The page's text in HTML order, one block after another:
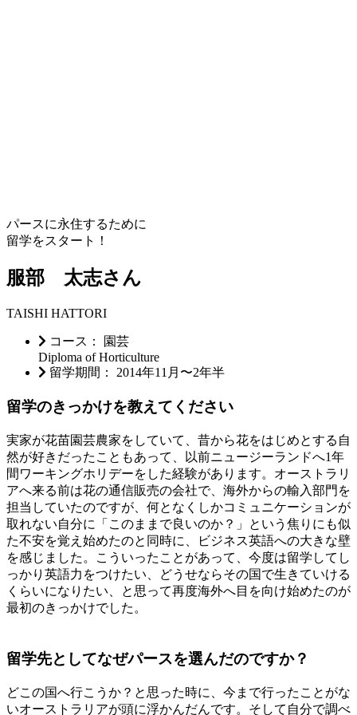
パースに永住するために
留学をスタート！
服部 太志さん
TAISHI HATTORI
コース： 園芸
Diploma of Horticulture
留学期間： 2014年11月〜2年半
留学のきっかけを教えてください
実家が花苗園芸農家をしていて、昔から花をはじめとする自
然が好きだったこともあって、以前ニュージーランドへ1年
間ワーキングホリデーをした経験があります。オーストラリ
アへ来る前は花の通信販売の会社で、海外からの輸入部門を
担当していたのですが、何となくしかコミュニケーションが
取れない自分に「このままで良いのか？」という焦りにも似
た不安を覚え始めたのと同時に、ビジネス英語への大きな壁
を感じました。こういったことがあって、今度は留学してし
っかり英語力をつけたい、どうせならその国で生きていける
くらいになりたい、と思って再度海外へ目を向け始めたのが
最初のきっかけでした。
留学先としてなぜパースを選んだのですか？
どこの国へ行こうか？と思った時に、今まで行ったことがな
いオーストラリアが頭に浮かんだんです。そして自分で調べ